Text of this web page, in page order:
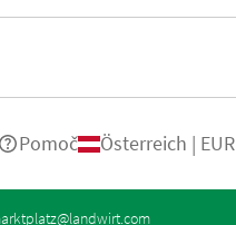
Pomoč Österreich | EUR